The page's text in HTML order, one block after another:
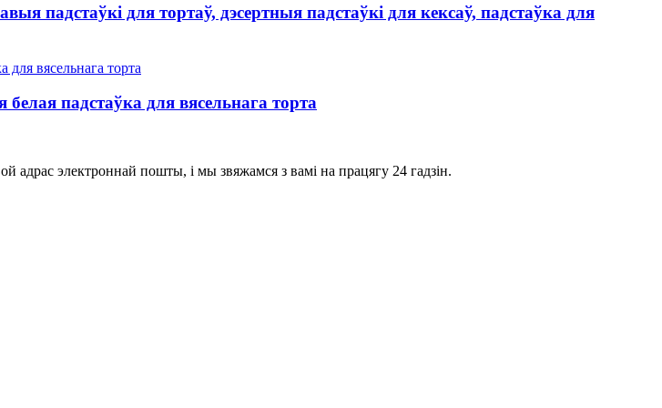
падстаўкі для тортаў, дэсертныя падстаўкі для кексаў, падстаўка для
падстаўка для вясельнага торта
адрас электроннай пошты, і мы звяжамся з вамі на працягу 24 гадзін.